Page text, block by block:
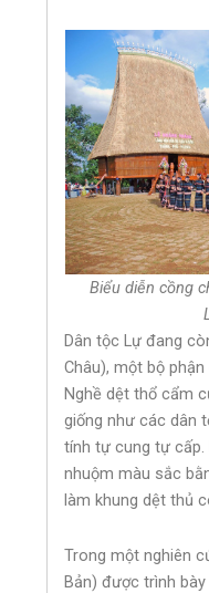
Biểu diễn cồng
Dân tộc Lự đang
Châu), một bộ
Nghề dệt thổ cẩm
giống như các dân
tính tự cung tự
nhuộm màu sắc
làm khung dệt thủ
Trong một nghiên
Bản) được trình